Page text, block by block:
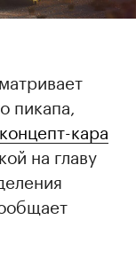
пикапа,
концепт-кара
на главу